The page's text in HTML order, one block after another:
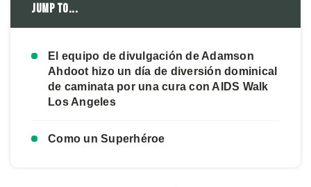
Jump to...
El equipo de divulgación de Adamson
Ahdoot hizo un día de diversión dominical
de caminata por una cura con AIDS Walk
Los Angeles
Como un Superhéroe